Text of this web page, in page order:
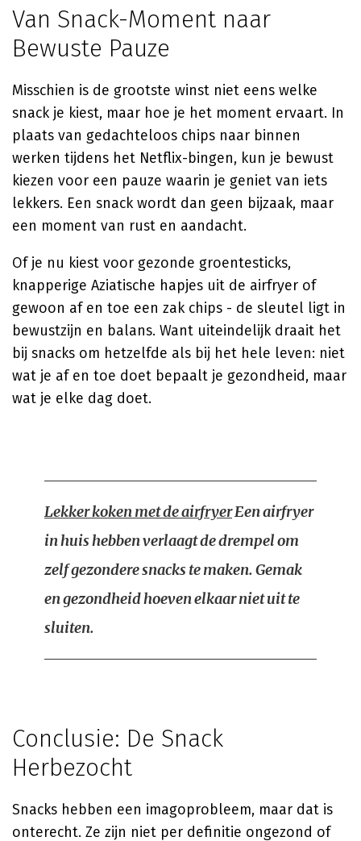
Van Snack-Moment naar
Bewuste Pauze
Misschien is de grootste winst niet eens welke
snack je kiest, maar hoe je het moment ervaart. In
plaats van gedachteloos chips naar binnen
werken tijdens het Netflix-bingen, kun je bewust
kiezen voor een pauze waarin je geniet van iets
lekkers. Een snack wordt dan geen bijzaak, maar
een moment van rust en aandacht.
Of je nu kiest voor gezonde groentesticks,
knapperige Aziatische hapjes uit de airfryer of
gewoon af en toe een zak chips - de sleutel ligt in
bewustzijn en balans. Want uiteindelijk draait het
bij snacks om hetzelfde als bij het hele leven: niet
wat je af en toe doet bepaalt je gezondheid, maar
wat je elke dag doet.
Lekker koken met de airfryerEen airfryer
in huis hebben verlaagt de drempel om
zelf gezondere snacks te maken. Gemak
en gezondheid hoeven elkaar niet uit te
sluiten.
Conclusie: De Snack
Herbezocht
Snacks hebben een imagoprobleem, maar dat is
onterecht. Ze zijn niet per definitie ongezond of